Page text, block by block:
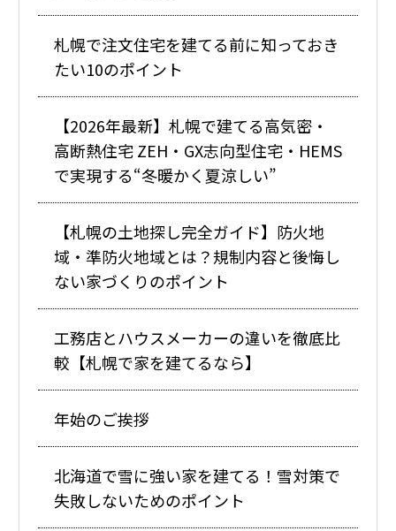
札幌で注文住宅を建てる前に知っておき
たい10のポイント
【2026年最新】札幌で建てる高気密・
高断熱住宅 ZEH・GX志向型住宅・HEMS
で実現する“冬暖かく夏涼しい”
【札幌の土地探し完全ガイド】防火地
域・準防火地域とは？規制内容と後悔し
ない家づくりのポイント
工務店とハウスメーカーの違いを徹底比
較【札幌で家を建てるなら】
年始のご挨拶
北海道で雪に強い家を建てる！雪対策で
失敗しないためのポイント